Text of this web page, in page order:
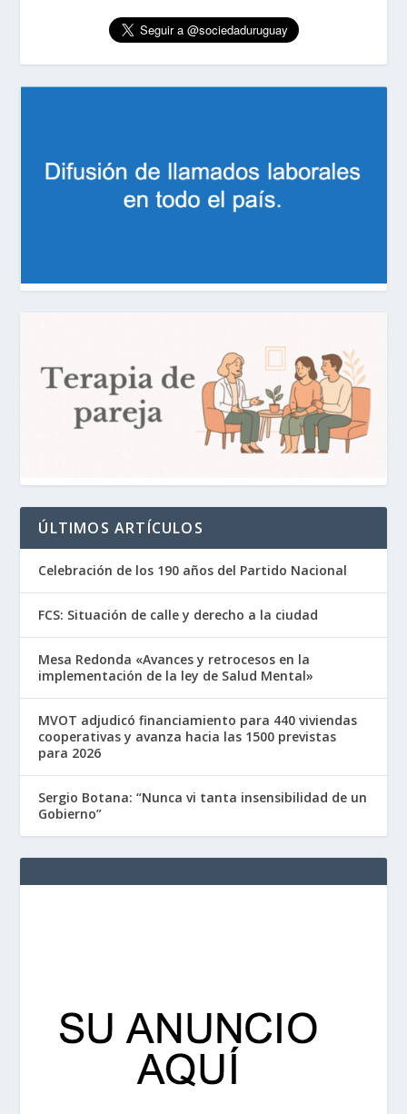
ÚLTIMOS ARTÍCULOS
Celebración de los 190 años del Partido Nacional
FCS: Situación de calle y derecho a la ciudad
Mesa Redonda «Avances y retrocesos en la
implementación de la ley de Salud Mental»
MVOT adjudicó financiamiento para 440 viviendas
cooperativas y avanza hacia las 1500 previstas
para 2026
Sergio Botana: “Nunca vi tanta insensibilidad de un
Gobierno”